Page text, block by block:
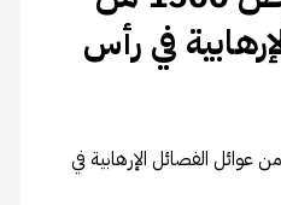
في رأس